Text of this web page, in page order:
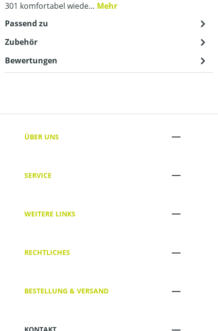
301 komfortabel wiede… Mehr
Passend zu
Zubehör
Bewertungen
ÜBER UNS
SERVICE
WEITERE LINKS
RECHTLICHES
BESTELLUNG & VERSAND